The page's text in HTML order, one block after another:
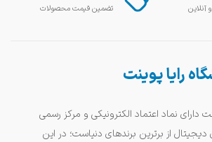
رایا پوینت
دارای نماد اعتماد الکترونیکی و مرکز رسمی
از برترین برندهای دنیاست؛ در این
تضمین قیمت محصولات